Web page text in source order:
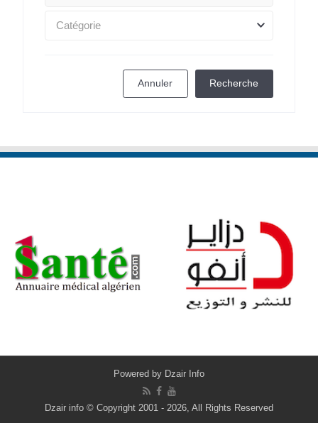
Catégorie
Annuler Recherche
Powered by Dzair Info
Dzair info © Copyright 2001 - 2026, All Rights Reserved